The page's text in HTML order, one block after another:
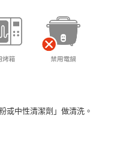
或中性清潔劑」做清洗。